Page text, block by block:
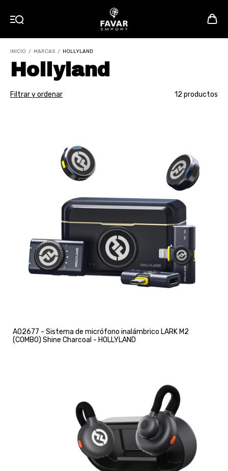
INICIO / MARCAS / HOLLYLAND
Hollyland
Filtrar y ordenar 12 productos
A02677 - Sistema de micrófono inalámbrico LARK M2
(COMBO) Shine Charcoal - HOLLYLAND